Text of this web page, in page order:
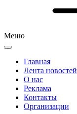
Меню
Главная
Лента новостей
О нас
Реклама
Контакты
Организации